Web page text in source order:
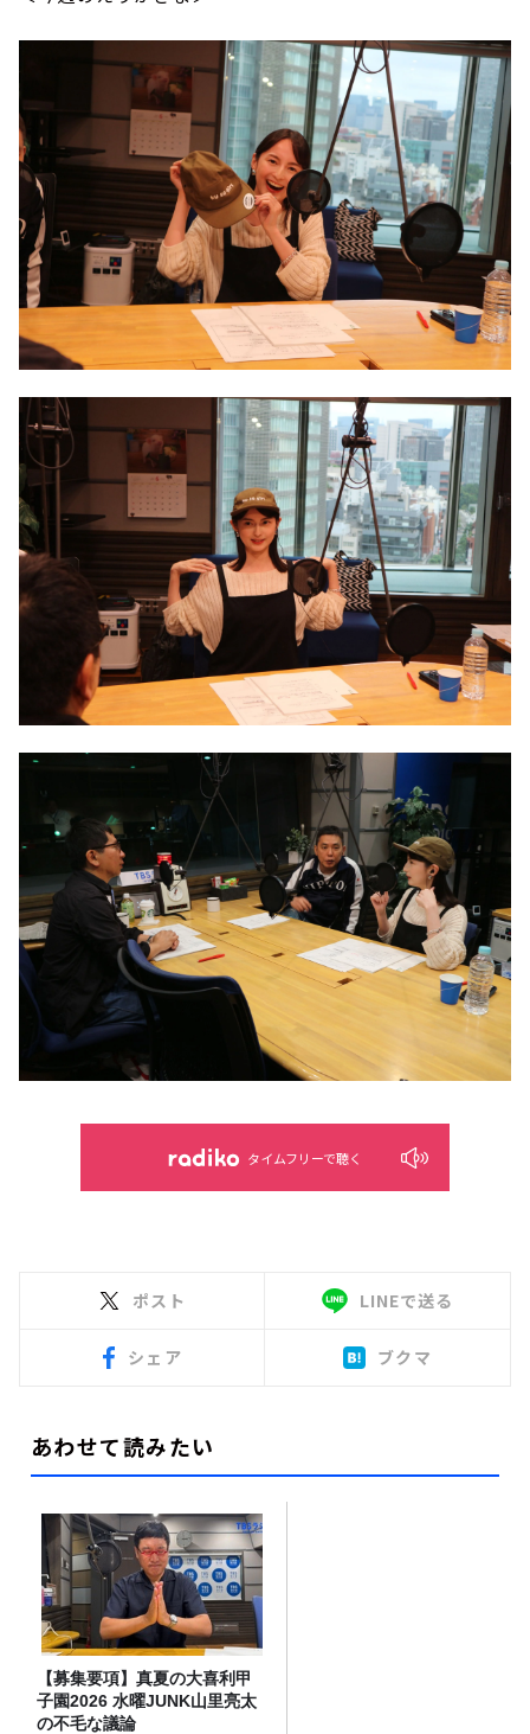
タイムフリーで聴く
ポスト LINEで送る
シェア ブクマ
あわせて読みたい
【募集要項】真夏の大喜利甲
子園2026 水曜JUNK山里亮太
の不毛な議論